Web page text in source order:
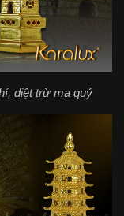
diệt trừ ma quỷ